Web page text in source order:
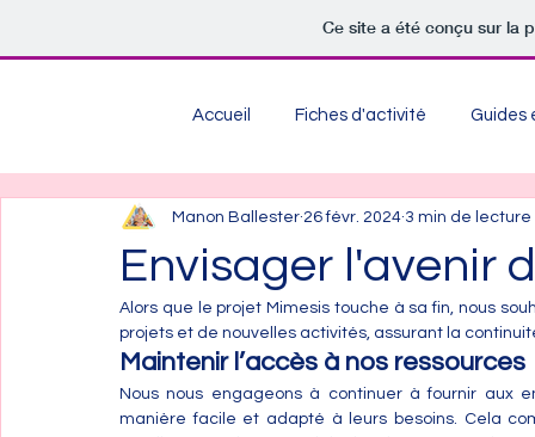
Ce site a été conçu sur la
Accueil Fiches d'activité Guides
Envisager l'avenir
Manon Ballester 26 févr. 2024 3 min de lecture
Alors que le projet Mimesis touche à sa fin, nous
projets et de nouvelles activités, assurant la
Maintenir l’accès à nos ressources
Nous nous engageons à continuer à fournir aux
manière facile et adapté à leurs besoins. Cela